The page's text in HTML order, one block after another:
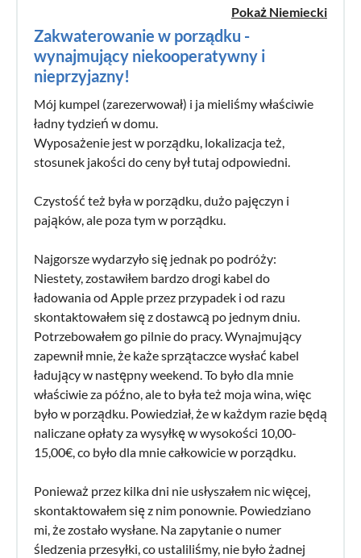
Pokaż Niemiecki
Zakwaterowanie w porządku -
wynajmujący niekooperatywny i
nieprzyjazny!
Mój kumpel (zarezerwował) i ja mieliśmy właściwie
ładny tydzień w domu.
Wyposażenie jest w porządku, lokalizacja też,
stosunek jakości do ceny był tutaj odpowiedni.
Czystość też była w porządku, dużo pajęczyn i
pająków, ale poza tym w porządku.
Najgorsze wydarzyło się jednak po podróży:
Niestety, zostawiłem bardzo drogi kabel do
ładowania od Apple przez przypadek i od razu
skontaktowałem się z dostawcą po jednym dniu.
Potrzebowałem go pilnie do pracy. Wynajmujący
zapewnił mnie, że każe sprzątaczce wysłać kabel
ładujący w następny weekend. To było dla mnie
właściwie za późno, ale to była też moja wina, więc
było w porządku. Powiedział, że w każdym razie będą
naliczane opłaty za wysyłkę w wysokości 10,00-
15,00€, co było dla mnie całkowicie w porządku.
Ponieważ przez kilka dni nie usłyszałem nic więcej,
skontaktowałem się z nim ponownie. Powiedziano
mi, że zostało wysłane. Na zapytanie o numer
śledzenia przesyłki, co ustaliliśmy, nie było żadnej